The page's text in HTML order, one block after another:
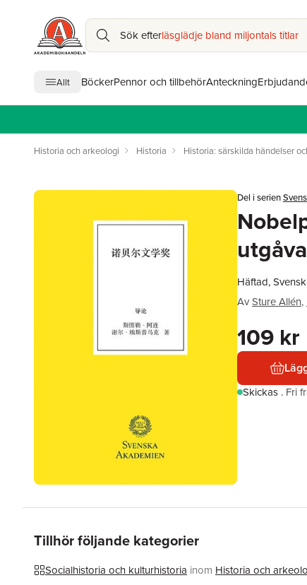
Sök efterläsglädje bland miljontals titlar
Allt BöckerPennor och tillbehörAnteckning
Historia och arkeologi Historia Historia: särskilda händelser
Del i serien
utgåva
Häftad,
AvSture Allén,
109 kr
Skickas . Fri
Tillhör följande kategorier
Socialhistoria och kulturhistoria inom Historia och